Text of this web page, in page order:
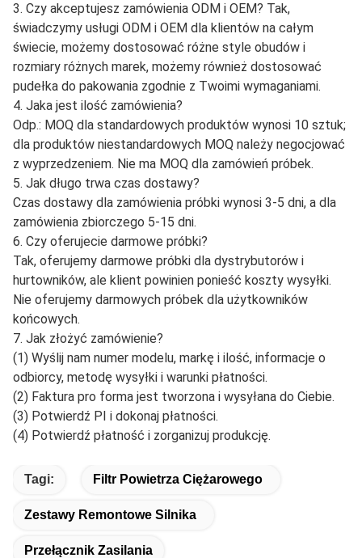
3. Czy akceptujesz zamówienia ODM i OEM? Tak,
świadczymy usługi ODM i OEM dla klientów na całym
świecie, możemy dostosować różne style obudów i
rozmiary różnych marek, możemy również dostosować
pudełka do pakowania zgodnie z Twoimi wymaganiami.
4. Jaka jest ilość zamówienia?
Odp.: MOQ dla standardowych produktów wynosi 10 sztuk;
dla produktów niestandardowych MOQ należy negocjować
z wyprzedzeniem. Nie ma MOQ dla zamówień próbek.
5. Jak długo trwa czas dostawy?
Czas dostawy dla zamówienia próbki wynosi 3-5 dni, a dla
zamówienia zbiorczego 5-15 dni.
6. Czy oferujecie darmowe próbki?
Tak, oferujemy darmowe próbki dla dystrybutorów i
hurtowników, ale klient powinien ponieść koszty wysyłki.
Nie oferujemy darmowych próbek dla użytkowników
końcowych.
7. Jak złożyć zamówienie?
(1) Wyślij nam numer modelu, markę i ilość, informacje o
odbiorcy, metodę wysyłki i warunki płatności.
(2) Faktura pro forma jest tworzona i wysyłana do Ciebie.
(3) Potwierdź PI i dokonaj płatności.
(4) Potwierdź płatność i zorganizuj produkcję.
Tagi: Filtr Powietrza Ciężarowego
Zestawy Remontowe Silnika
Przełącznik Zasilania